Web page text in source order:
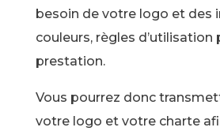
besoin de votre logo et des
couleurs, règles d’utilisation
prestation.
Vous pourrez donc
votre logo et votre charte